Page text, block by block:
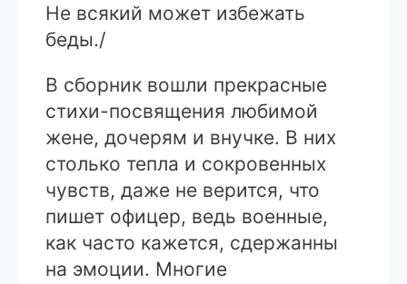
Не всякий может избежать
беды./
В сборник вошли прекрасные
стихи-посвящения любимой
жене, дочерям и внучке. В них
столько тепла и сокровенных
чувств, даже не верится, что
пишет офицер, ведь военные,
как часто кажется, сдержанны
на эмоции. Многие